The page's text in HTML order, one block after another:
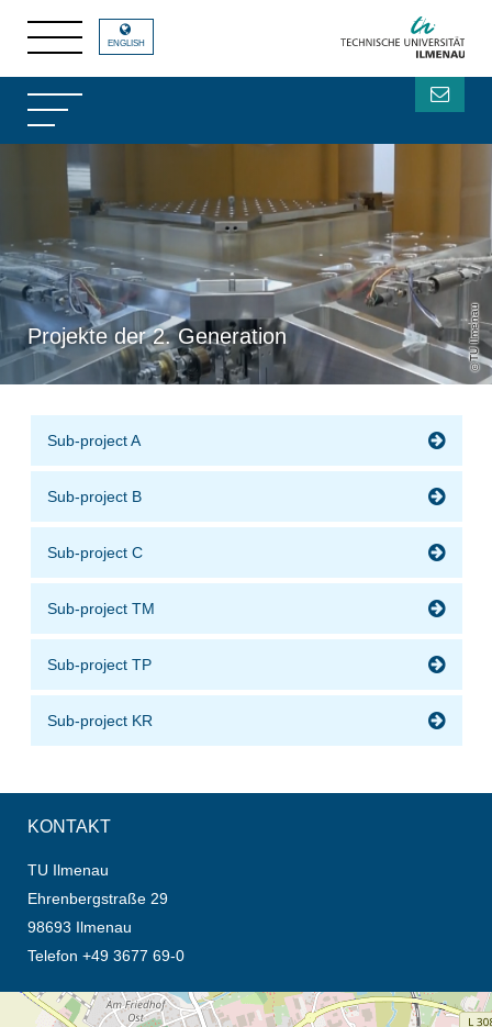
Projekte der 2. Generation TU Ilmenau
ENGLISH
Sub-project A
Sub-project B
Sub-project C
Sub-project TM
Sub-project TP
Sub-project KR
KONTAKT
TU Ilmenau
Ehrenbergstraße 29
98693 Ilmenau
Telefon +49 3677 69-0
Öffnet die Anfahrtsbeschreibung in neuem Tab (Karte)